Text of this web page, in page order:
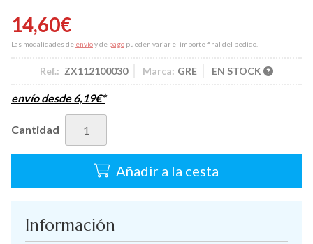
14,60€
Las modalidades de envíoy de pago pueden variar el importe final del pedido.
Ref.: ZX112100030 Marca: GRE EN STOCK
envío desde6,19€*
Cantidad
Añadir a la cesta
Información